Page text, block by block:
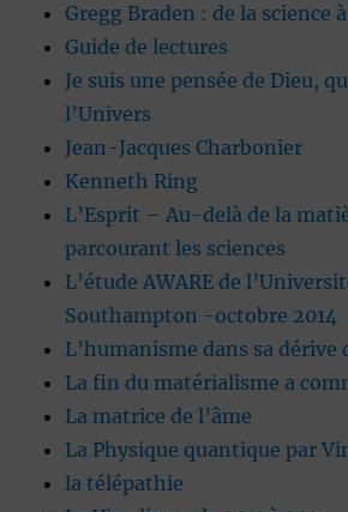
Gregg Braden : de la science
Guide de lectures
Je suis une pensée de Dieu,
l’Univers
Jean-Jacques Charbonier
Kenneth Ring
L’Esprit – Au-delà de la
parcourant les sciences
L’étude AWARE de
Southampton -octobre 2014
L’humanisme dans sa dérive
La fin du matérialisme a
La matrice de l’âme
La Physique quantique par
la télépathie